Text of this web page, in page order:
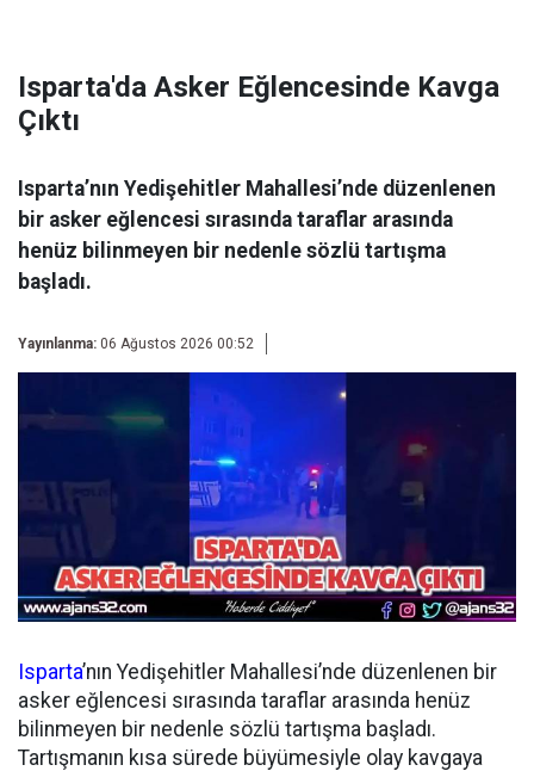
Isparta'da Asker Eğlencesinde Kavga
Çıktı
Isparta’nın Yedişehitler Mahallesi’nde düzenlenen
bir asker eğlencesi sırasında taraflar arasında
henüz bilinmeyen bir nedenle sözlü tartışma
başladı.
Yayınlanma: 06 Ağustos 2026 00:52
Isparta’nın Yedişehitler Mahallesi’nde düzenlenen bir
asker eğlencesi sırasında taraflar arasında henüz
bilinmeyen bir nedenle sözlü tartışma başladı.
Tartışmanın kısa sürede büyümesiyle olay kavgaya